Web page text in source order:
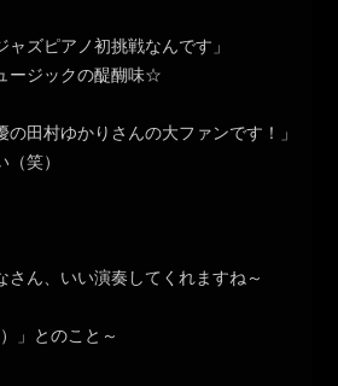
ズピアノ初挑戦なんです」
ージックの醍醐味☆
の田村ゆかりさんの大ファンです！」
（笑）
さん、いい演奏してくれますね～
」とのこと～